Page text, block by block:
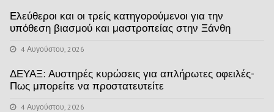
Ελεύθεροι και οι τρείς κατηγορούμενοι για την
υπόθεση βιασμού και μαστροπείας στην Ξάνθη
4 Αυγούστου, 2026
ΔΕΥΑΞ: Αυστηρές κυρώσεις για απλήρωτες οφειλές-
Πως μπορείτε να προστατευτείτε
4 Αυγούστου, 2026